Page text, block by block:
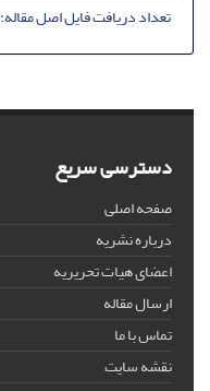
تعداد دریافت فایل اصل مقاله:
دسترسی سریع
صفحه اصلی
درباره نشریه
اعضای هیات تحریریه
ارسال مقاله
تماس با ما
نقشه سایت